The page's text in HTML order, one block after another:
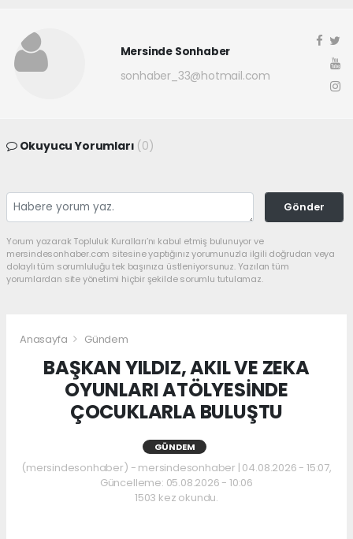
Mersinde Sonhaber
sonhaber_33@hotmail.com
Okuyucu Yorumları (0)
Gönder
Yorum yazarak Topluluk Kuralları’nı kabul etmiş bulunuyor ve
mersindesonhaber.com sitesine yaptığınız yorumunuzla ilgili doğrudan veya
dolaylı tüm sorumluluğu tek başınıza üstleniyorsunuz. Yazılan tüm
yorumlardan site yönetimi hiçbir şekilde sorumlu tutulamaz.
Anasayfa Gündem
BAŞKAN YILDIZ, AKIL VE ZEKA
OYUNLARI ATÖLYESİNDE
ÇOCUKLARLA BULUŞTU
GÜNDEM
(mersindesonhaber) - mersindesonhaber | 04.08.2026 - 15:07,
Güncelleme: 05.08.2026 - 10:06
1503 kez okundu.